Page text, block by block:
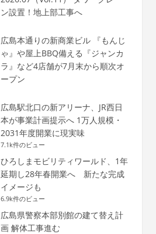
ン設置！地上部工事へ
広島本通りの新商業ビル 『もんじ
ゃ』や屋上BBQ備える『ジャンカ
ラ』など4店舗が7月末から順次オ
ープン
広島駅北口の新アリーナ、JR西日
本が事業計画提示へ 1万人規模・
2031年度開業に現実味
7.1k件のビュー
ひろしまモビリティワールド、1年
延期し28年春開業へ 新たな完成
イメージも
6.9k件のビュー
広島県警察本部別館の建て替え計
画 解体工事進む